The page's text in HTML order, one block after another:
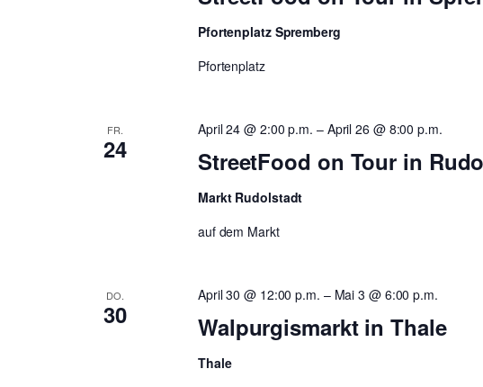
Pfortenplatz Spremberg
Pfortenplatz
FR.
24 StreetFood on Tour in
April 24 @ 2:00 p.m. – April 26 @ 8:00 p.m.
Markt Rudolstadt
auf dem Markt
DO.
30 Walpurgismarkt in Thale
April 30 @ 12:00 p.m. – Mai 3 @ 6:00 p.m.
Thale